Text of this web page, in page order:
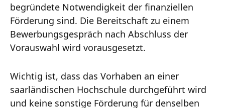
begründete Notwendigkeit der finanziellen
Förderung sind. Die Bereitschaft zu einem
Bewerbungsgespräch nach Abschluss der
Vorauswahl wird vorausgesetzt.
Wichtig ist, dass das Vorhaben an einer
saarländischen Hochschule durchgeführt wird
und keine sonstige Förderung für denselben